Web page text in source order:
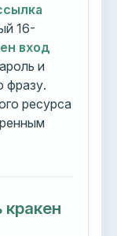
16-
вход
и
фразу.
ресурса